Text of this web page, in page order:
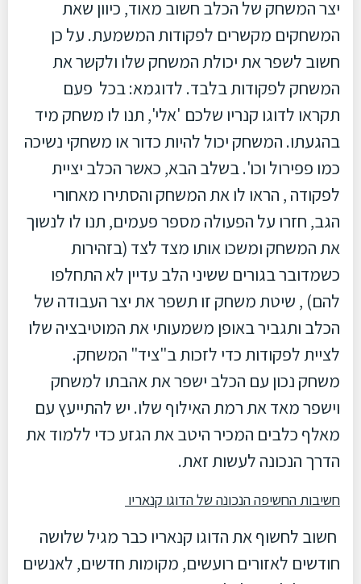
יצר המשחק של הכלב חשוב מאוד, כיוון שאת
המשחקים מקשרים לפקודות המשמעת. על כן
חשוב לשפר את יכולת המשחק שלו ולקשר את
המשחק לפקודות בלבד. לדוגמא: בכל פעם
תקראו לדוגו קנריו שלכם 'אלי', תנו לו משחק מיד
בהגעתו. המשחק יכול להיות כדור או משחקי נשיכה
כמו פפירול וכו'. בשלב הבא, כאשר הכלב יציית
לפקודה , הראו לו את המשחק והסתירו מאחורי
הגב, חזרו על הפעולה מספר פעמים, תנו לו לנשוך
את המשחק ומשכו אותו מצד לצד (בזהירות
כשמדובר בגורים ששיני הלב עדיין לא התחלפו
להם) , שיטת משחק זו תשפר את יצר העבודה של
הכלב ותגביר באופן משמעותי את המוטיבציה שלו
לציית לפקודות כדי לזכות ב"ציד" המשחק.
משחק נכון עם הכלב ישפר את אהבתו למשחק
וישפר מאד את רמת האילוף שלו. יש להתייעץ עם
מאלף כלבים המכיר היטב את הגזע כדי ללמוד את
הדרך הנכונה לעשות זאת.
חשיבות החשיפה הנכונה של הדוגו קנאריו
חשוב לחשוף את הדוגו קנאריו כבר מגיל שלושה
חודשים לאזורים רועשים, מקומות חדשים, לאנשים